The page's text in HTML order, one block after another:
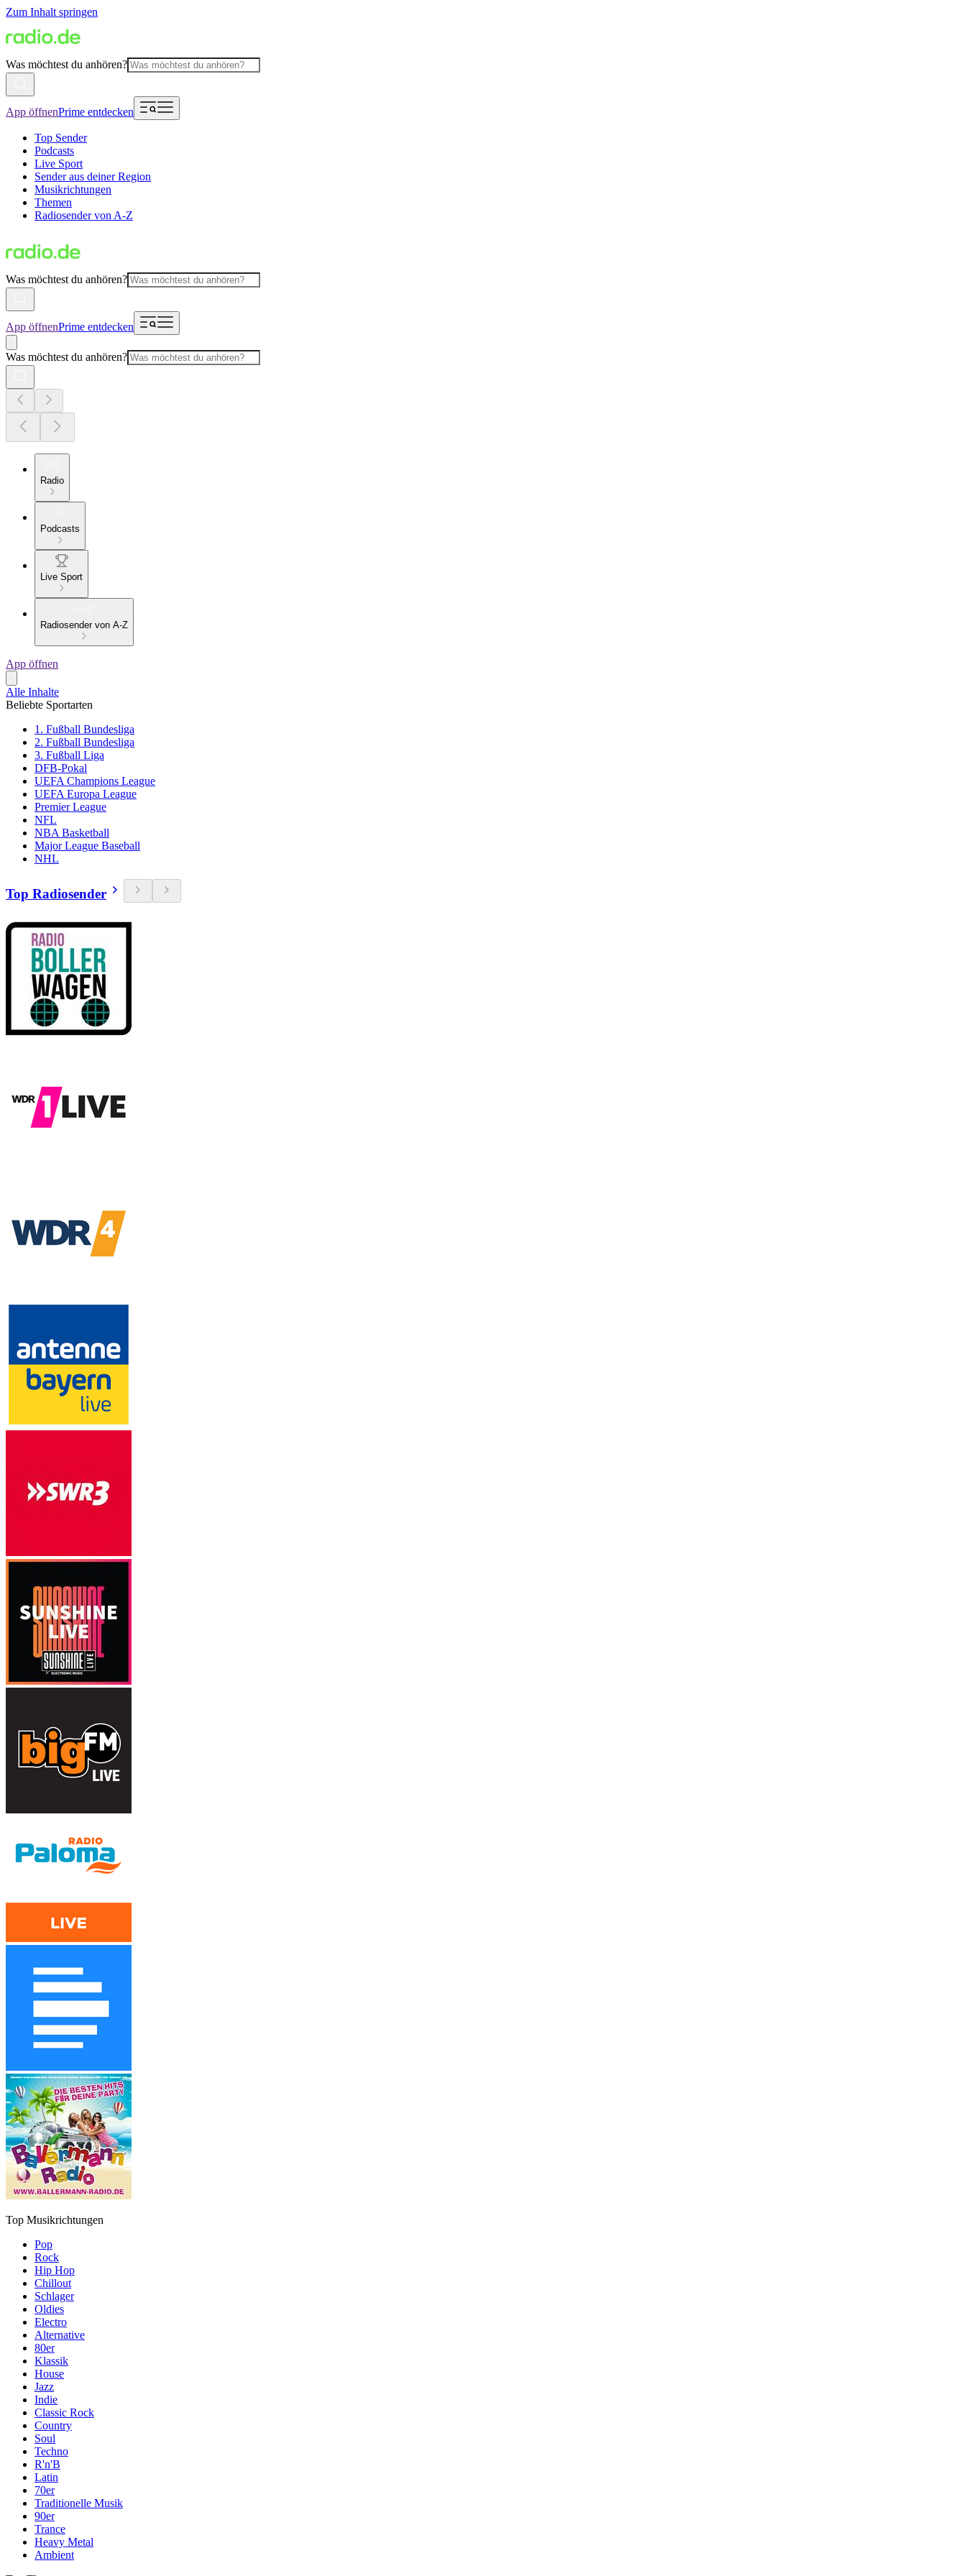
Zum Inhalt springen
Was möchtest du anhören?
App öffnenPrime entdecken
Top Sender
Podcasts
Live Sport
Sender aus deiner Region
Musikrichtungen
Themen
Radiosender von A-Z
Was möchtest du anhören?
App öffnenPrime entdecken
Was möchtest du anhören?
Radio
Podcasts
Live Sport
Radiosender von A-Z
App öffnen
Alle Inhalte
Beliebte Sportarten
1. Fußball Bundesliga
2. Fußball Bundesliga
3. Fußball Liga
DFB-Pokal
UEFA Champions League
UEFA Europa League
Premier League
NFL
NBA Basketball
Major League Baseball
NHL
Top Radiosender
Top Musikrichtungen
Pop
Rock
Hip Hop
Chillout
Schlager
Oldies
Electro
Alternative
80er
Klassik
House
Jazz
Indie
Classic Rock
Country
Soul
Techno
R'n'B
Latin
70er
Traditionelle Musik
90er
Trance
Heavy Metal
Ambient